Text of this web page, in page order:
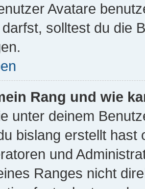
Avatare
solltest du die
Rang und wie
unter deinem
bislang erstellt
und
Ranges nicht